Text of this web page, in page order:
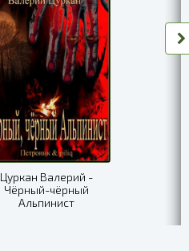
Цуркан Валерий -
Чёрный-чёрный
Альпинист